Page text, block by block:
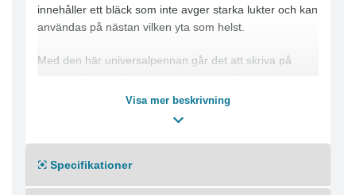
innehåller ett bläck som inte avger starka lukter och kan
användas på nästan vilken yta som helst.
Med den här universalpennan går det att skriva på
OH-film. STAEDTLER Lumocolor® 318 har en tunn
innehåller ett särskilt bläck som är smetfritt och
vattenbeständigt så att du kan skriva permanent text i
Visa mer beskrivning
Specifikationer